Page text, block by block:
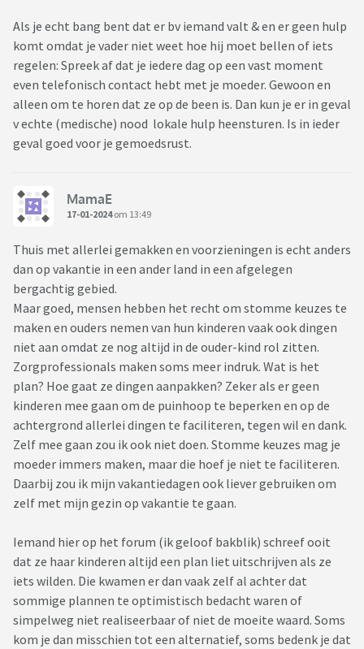
Als je echt bang bent dat er bv iemand valt & en er geen hulp
komt omdat je vader niet weet hoe hij moet bellen of iets
regelen: Spreek af dat je iedere dag op een vast moment
even telefonisch contact hebt met je moeder. Gewoon en
alleen om te horen dat ze op de been is. Dan kun je er in geval
v echte (medische) nood lokale hulp heensturen. Is in ieder
geval goed voor je gemoedsrust.
MamaE
17-01-2024om 13:49
Thuis met allerlei gemakken en voorzieningen is echt anders
dan op vakantie in een ander land in een afgelegen
bergachtig gebied.
Maar goed, mensen hebben het recht om stomme keuzes te
maken en ouders nemen van hun kinderen vaak ook dingen
niet aan omdat ze nog altijd in de ouder-kind rol zitten.
Zorgprofessionals maken soms meer indruk. Wat is het
plan? Hoe gaat ze dingen aanpakken? Zeker als er geen
kinderen mee gaan om de puinhoop te beperken en op de
achtergrond allerlei dingen te faciliteren, tegen wil en dank.
Zelf mee gaan zou ik ook niet doen. Stomme keuzes mag je
moeder immers maken, maar die hoef je niet te faciliteren.
Daarbij zou ik mijn vakantiedagen ook liever gebruiken om
zelf met mijn gezin op vakantie te gaan.
Iemand hier op het forum (ik geloof bakblik) schreef ooit
dat ze haar kinderen altijd een plan liet uitschrijven als ze
iets wilden. Die kwamen er dan vaak zelf al achter dat
sommige plannen te optimistisch bedacht waren of
simpelweg niet realiseerbaar of niet de moeite waard. Soms
kom je dan misschien tot een alternatief, soms bedenk je dat